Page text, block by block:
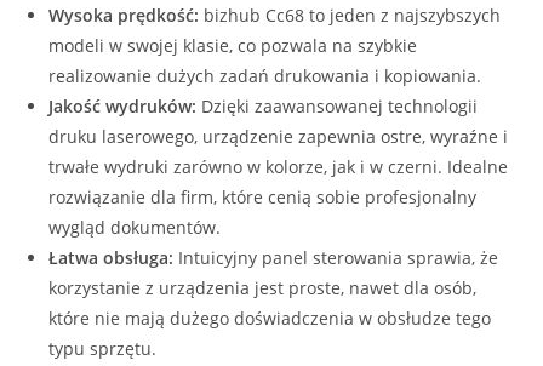
Wysoka prędkość: bizhub Cc68 to jeden z najszybszych
modeli w swojej klasie, co pozwala na szybkie
realizowanie dużych zadań drukowania i kopiowania.
Jakość wydruków: Dzięki zaawansowanej technologii
druku laserowego, urządzenie zapewnia ostre, wyraźne i
trwałe wydruki zarówno w kolorze, jak i w czerni. Idealne
rozwiązanie dla firm, które cenią sobie profesjonalny
wygląd dokumentów.
Łatwa obsługa: Intuicyjny panel sterowania sprawia, że
korzystanie z urządzenia jest proste, nawet dla osób,
które nie mają dużego doświadczenia w obsłudze tego
typu sprzętu.